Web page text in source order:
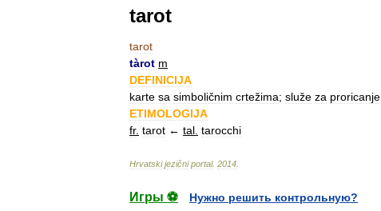
tarot
tarot
tàrot m
DEFINICIJA
karte sa simboličnim crtežima; služe za proricanje
ETIMOLOGIJA
fr. tarot ← tal tarocchi
Hrvatski jezični portal. 2014
Игры ⚽
Нужно решить контрольную?